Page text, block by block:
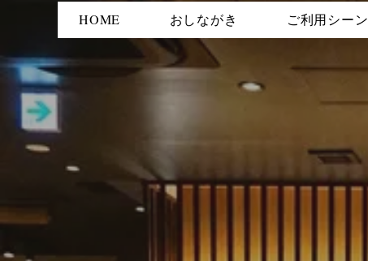
HOME おしながき ご利用シーン